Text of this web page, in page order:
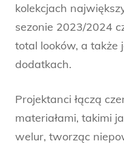
kolekcjach
sezonie 2023/2024
total looków, a
dodatkach.
Projektanci łączą
materiałami, takimi
welur, tworząc